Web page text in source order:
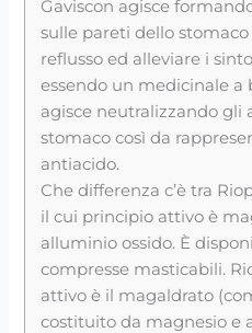
Gaviscon agisce
sulle pareti dello
reflusso ed alleviare i
essendo un medicinale a
agisce neutralizzando gli
stomaco così da
antiacido.
Che differenza c’è tra
il cui principio attivo è
alluminio ossido. È
compresse masticabili.
attivo è il magaldrato
costituito da magnesio e